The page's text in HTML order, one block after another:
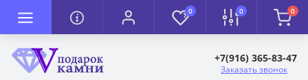
0 0 0
+7(916) 365-83-47
Заказать звонок